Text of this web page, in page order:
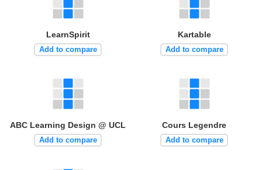
LearnSpirit
Add to compare
Kartable
Add to compare
ABC Learning Design @ UCL
Add to compare
Cours Legendre
Add to compare